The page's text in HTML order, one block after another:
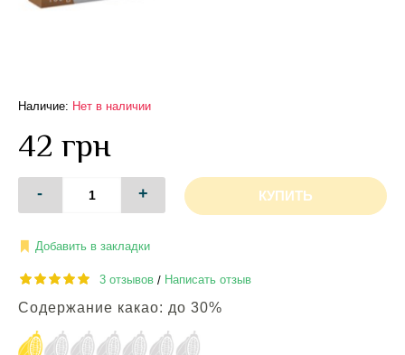
Наличие: Нет в наличии
42 грн
- + КУПИТЬ
Добавить в закладки
3 отзывов / Написать отзыв
Содержание какао: до 30%